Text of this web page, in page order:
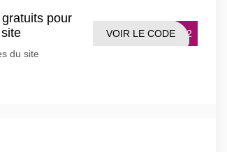
pour
du site
R412
VOIR LE CODE